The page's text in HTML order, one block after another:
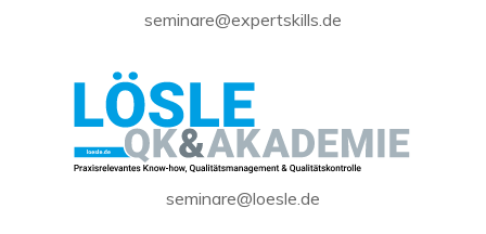
seminare@expertskills.de
seminare@loesle.de